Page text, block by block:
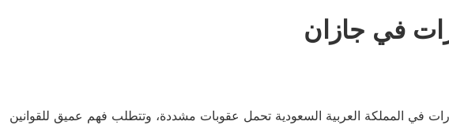
في جازان
المملكة العربية السعودية تحمل عقوبات مشددة، وتتطلب فهم عميق للقوانين